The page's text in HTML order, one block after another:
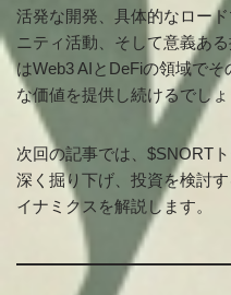
活発な開発、具体的なロー
ニティ活動、そして意義あ
はWeb3 AIとDeFiの領域で
な価値を提供し続けるでしょ
次回の記事では、$SNORT
深く掘り下げ、投資を検討
イナミクスを解説します。